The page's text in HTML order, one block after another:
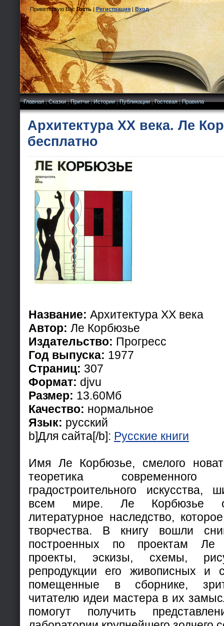
Приветствую Вас Гость|Регистрация|Вход
Главная|Сказки|Притчи|Истории|Публикации|Гостевая|Правила
Архитектура XX века. Ле
бесплатно
Название: Архитектура XX века
Автор: Ле Корбюзье
Издательство: Прогресс
Год выпуска: 1977
Страниц: 307
Формат: djvu
Размер: 13.60Мб
Качество: нормальное
Язык: русский
b]Для сайта[/b]: Русские книги
Имя Ле Корбюзье, смелого
теоретика
градостроительного искусства,
всем мире. Ле Корбюзье
литературное наследство,
творчества. В книгу вошли
построенных по проектам Ле
проекты, эскизы, схемы,
репродукции его живописных и
помещенные в сборнике,
читателю идеи мастера в их
помогут получить